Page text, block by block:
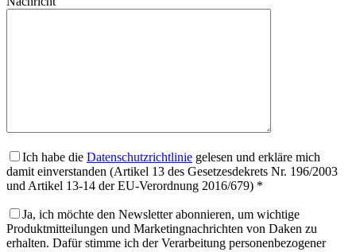
Ich habe die Datenschutzrichtlinie gelesen und erkläre mich
damit einverstanden (Artikel 13 des Gesetzesdekrets Nr. 196/2003
und Artikel 13-14 der EU-Verordnung 2016/679) *
Ja, ich möchte den Newsletter abonnieren, um wichtige
Produktmitteilungen und Marketingnachrichten von Daken zu
erhalten. Dafür stimme ich der Verarbeitung personenbezogener